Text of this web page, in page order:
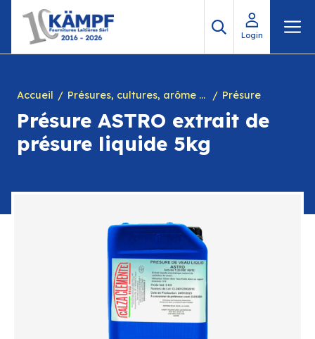
contenu
Login
Accueil Présures, cultures, arôme à yogourt, marques, chiffres en caséine et divers Présure
Présure ASTRO extrait de
présure liquide 5kg